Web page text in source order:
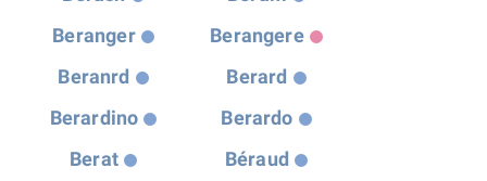
Beranger
Berangere
Beranrd
Berard
Berardino
Berardo
Berat
Béraud